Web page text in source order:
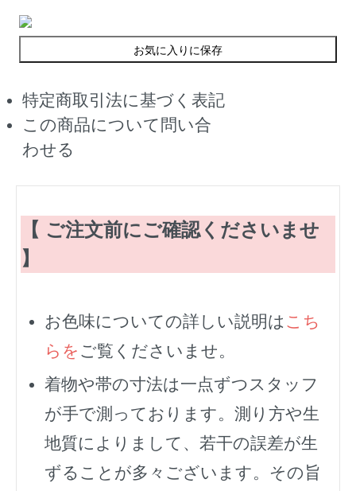
お気に入りに保存
特定商取引法に基づく表記
この商品について問い合
わせる
【 ご注文前にご確認くださいませ
】
お色味についての詳しい説明は こち
らを ご覧くださいませ。
着物や帯の寸法は一点ずつスタッフ
が手で測っております。測り方や生
地質によりまして、若干の誤差が生
ずることが多々ございます。その旨